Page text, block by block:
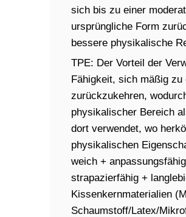
sich bis zu einer
ursprüngliche Form
bessere physikalische
TPE: Der Vorteil der
Fähigkeit, sich mäßig zu
zurückzukehren,
physikalischer Bereich
dort verwendet, wo
physikalischen
weich +
strapazierfähig +
Kissenkernmaterialien
Schaumstoff/Latex/